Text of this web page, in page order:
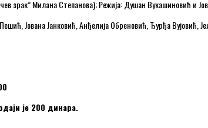
зрак” Милана Степанова); Режија: Душан Вукашиновић и
Јована Јанковић, Анђелија Обреновић, Ђурђа Вујовић,
је 200 динара.